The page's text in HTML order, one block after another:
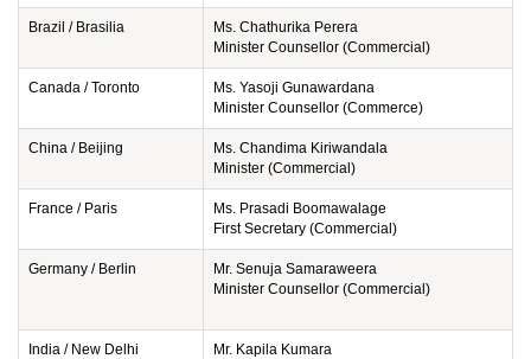
Brazil / Brasilia
Ms. Chathurika Perera
Minister Counsellor (Commercial)
Canada / Toronto
Ms. Yasoji Gunawardana
Minister Counsellor (Commerce)
China / Beijing
Ms. Chandima Kiriwandala
Minister (Commercial)
France / Paris
Ms. Prasadi Boomawalage
First Secretary (Commercial)
Germany / Berlin
Mr. Senuja Samaraweera
Minister Counsellor (Commercial)
India / New Delhi
Mr. Kapila Kumara